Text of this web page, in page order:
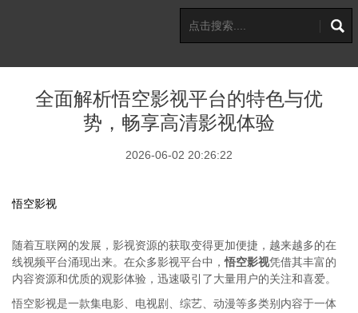
全面解析悟空影视平台的特色与优
势，畅享高清影视体验
2026-06-02 20:26:22
悟空影视
随着互联网的发展，影视资源的获取变得更加便捷，越来越多的在
线视频平台涌现出来。在众多影视平台中，悟空影视凭借其丰富的
内容资源和优质的观影体验，迅速吸引了大量用户的关注和喜爱。
悟空影视是一款集电影、电视剧、综艺、动漫等多类别内容于一体